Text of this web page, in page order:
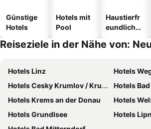
Günstige
Hotels
Hotels mit
Pool
Haustierfr
eundliche
Reiseziele in der Nähe von:
Hotels Linz
Hotels
Hotels Cesky Krumlov / Krumau
Hotels
Hotels Krems an der Donau
Hotels
Hotels Grundlsee
Hotels